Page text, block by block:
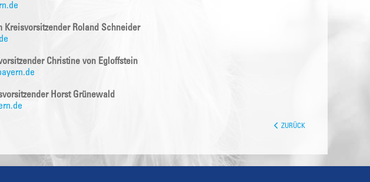
Kreisvorsitzender Roland Schneider
Christine von Egloffstein
Horst Grünewald
ZURÜCK